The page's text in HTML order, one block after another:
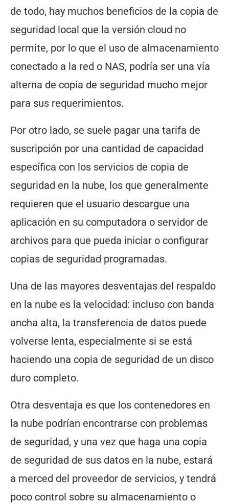
de todo, hay muchos beneficios de la copia de
seguridad local que la versión cloud no
permite, por lo que el uso de almacenamiento
conectado a la red o NAS, podría ser una vía
alterna de copia de seguridad mucho mejor
para sus requerimientos.
Por otro lado, se suele pagar una tarifa de
suscripción por una cantidad de capacidad
específica con los servicios de copia de
seguridad en la nube, los que generalmente
requieren que el usuario descargue una
aplicación en su computadora o servidor de
archivos para que pueda iniciar o configurar
copias de seguridad programadas.
Una de las mayores desventajas del respaldo
en la nube es la velocidad: incluso con banda
ancha alta, la transferencia de datos puede
volverse lenta, especialmente si se está
haciendo una copia de seguridad de un disco
duro completo.
Otra desventaja es que los contenedores en
la nube podrían encontrarse con problemas
de seguridad, y una vez que haga una copia
de seguridad de sus datos en la nube, estará
a merced del proveedor de servicios, y tendrá
poco control sobre su almacenamiento o